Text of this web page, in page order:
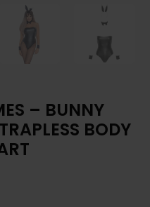
– BUNNY
BODY